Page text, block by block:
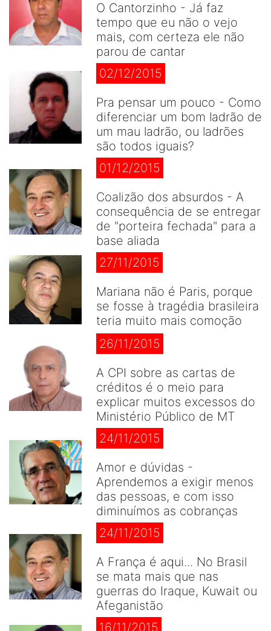
O Cantorzinho - Já faz
tempo que eu não o vejo
mais, com certeza ele não
parou de cantar
02/12/2015
Pra pensar um pouco - Como
diferenciar um bom ladrão de
um mau ladrão, ou ladrões
são todos iguais?
01/12/2015
Coalizão dos absurdos - A
consequência de se entregar
de "porteira fechada" para a
base aliada
27/11/2015
Mariana não é Paris, porque
se fosse à tragédia brasileira
teria muito mais comoção
26/11/2015
A CPI sobre as cartas de
créditos é o meio para
explicar muitos excessos do
Ministério Público de MT
24/11/2015
Amor e dúvidas -
Aprendemos a exigir menos
das pessoas, e com isso
diminuímos as cobranças
24/11/2015
A França é aqui... No Brasil
se mata mais que nas
guerras do Iraque, Kuwait ou
Afeganistão
16/11/2015